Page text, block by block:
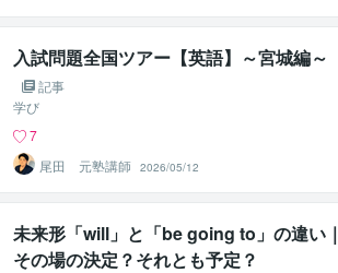
入試問題全国ツアー【英語】～宮城編～
記事
学び
7
尾田 元塾講師 2026/05/12
未来形「will」と「be going to」の違い｜
その場の決定？それとも予定？